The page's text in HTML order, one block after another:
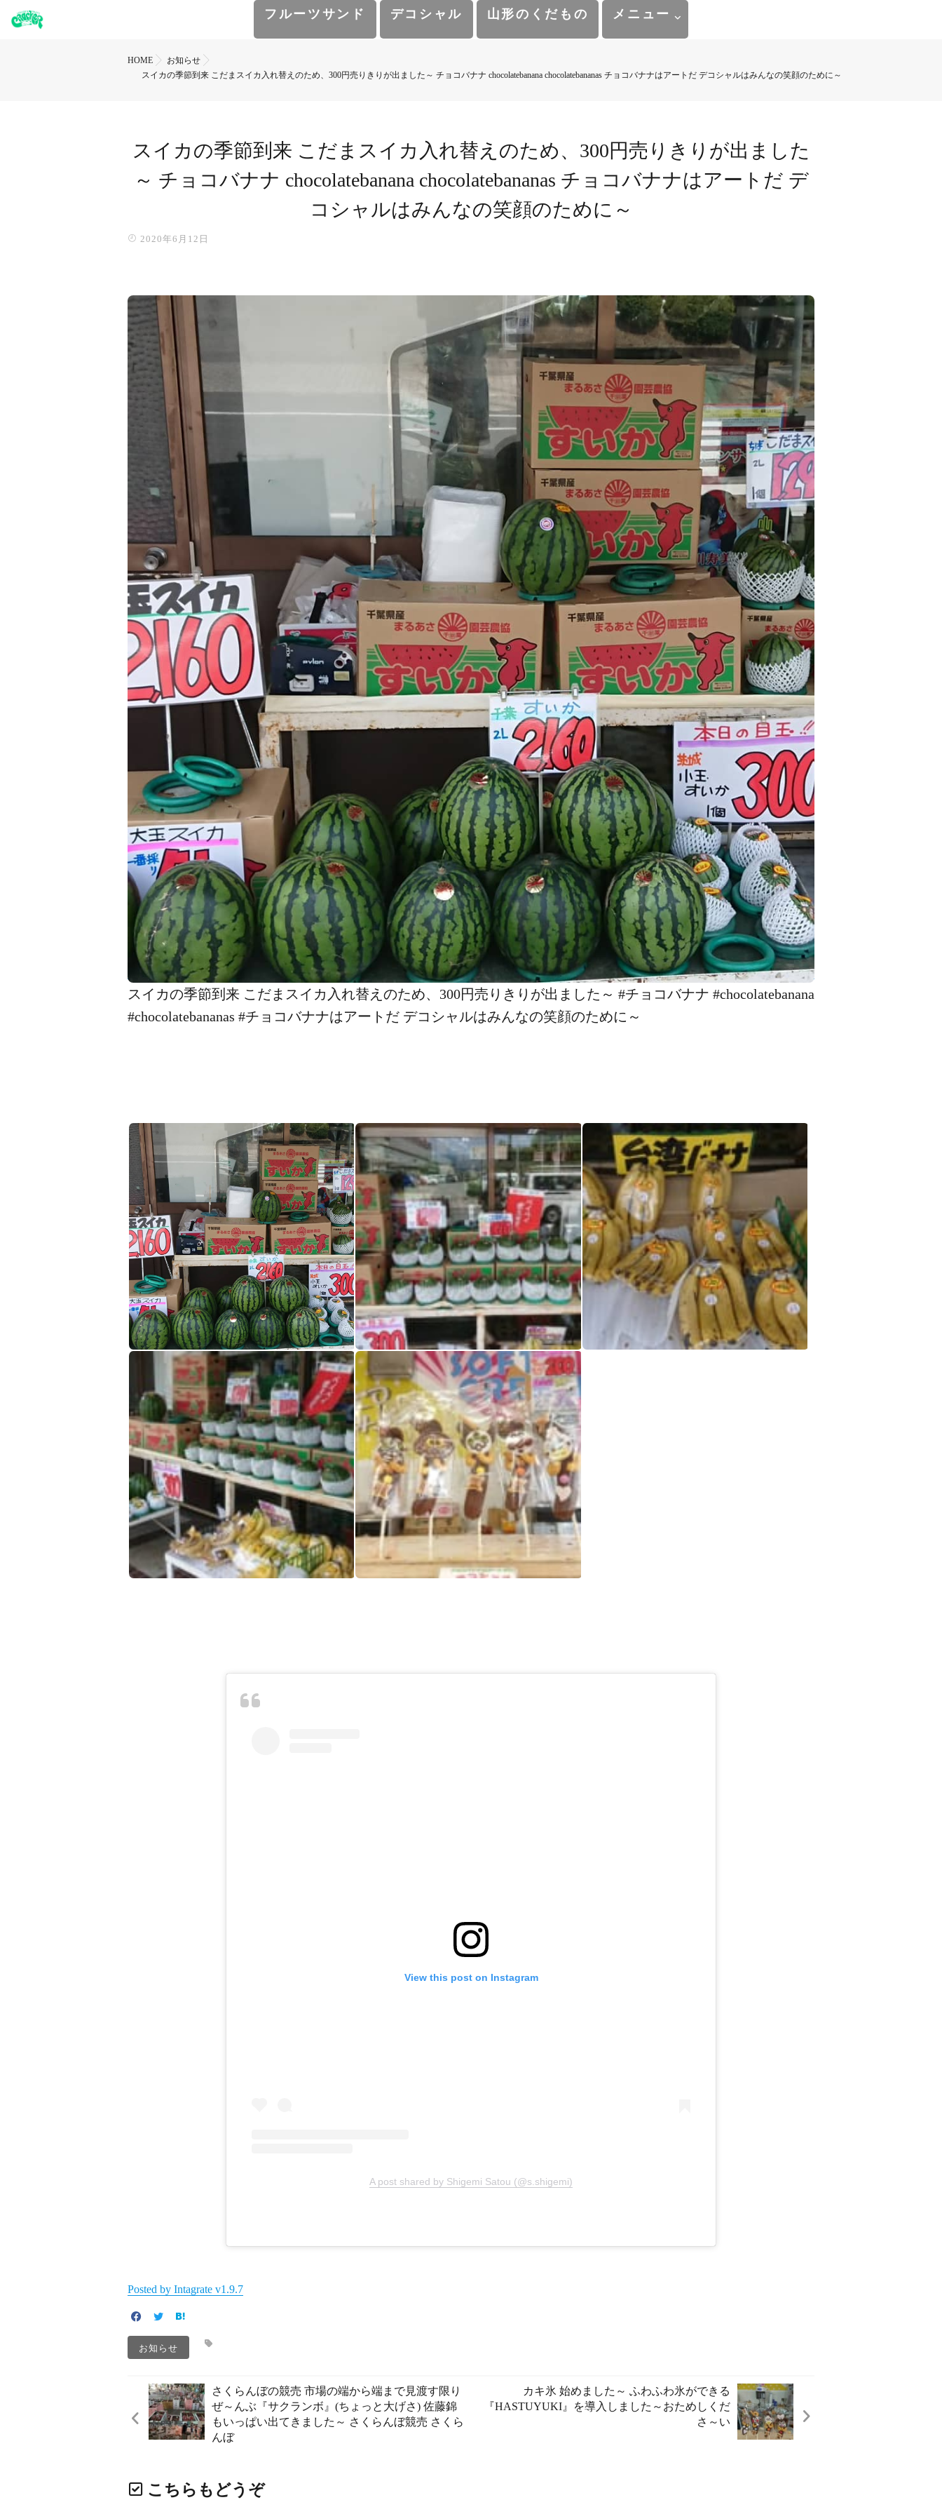
フルーツサンド デコシャル 山形のくだもの メニュー
HOME
お知らせ
スイカの季節到来 こだまスイカ入れ替えのため、300円売りきり️が出ました～ チョコバナナ chocolatebanana chocolatebananas チョコバナナはアートだ デコシャル️はみんなの笑顔のために～️
スイカの季節到来 こだまスイカ入れ替えのため、300円売りきり️が出ました
～ チョコバナナ chocolatebanana chocolatebananas チョコバナナはアートだ デ
コシャル️はみんなの笑顔のために～️
2020年6月12日
スイカの季節到来 こだまスイカ入れ替えのため、300円売りきり️が出ました～ #チョコバナナ #chocolatebanana
#chocolatebananas #チョコバナナはアートだ デコシャル️はみんなの笑顔のために～️
スイカの季節到来 こだまスイカ入れ替えのため、300円売りきり️が出ました～ チョコバナナ chocolatebanana chocolatebananas チョコバナナはアートだ デコシャル️はみんなの笑顔のために～️
View this post on Instagram
A post shared by Shigemi Satou (@s.shigemi)
Posted by Intagrate v1.9.7
お知らせ
さくらんぼの競売 市場の端から端まで見渡す限り
ぜ～んぶ『サクランボ』(ちょっと大げさ️) 佐藤錦
もいっぱい出てきました～️ さくらんぼ競売 さくら
んぼ
カキ氷 始めました～️ ふわふわ氷ができる
『HASTUYUKI』を導入しました～️おためしくだ
さ～い
こちらもどうぞ